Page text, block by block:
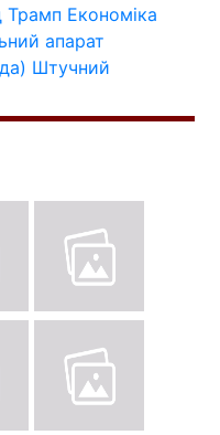
Трамп Економіка
апарат
Штучний